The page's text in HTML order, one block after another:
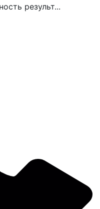
результ...